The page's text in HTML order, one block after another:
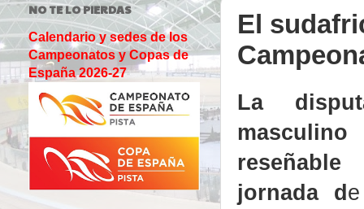
El
La
jornadad
NO TE LO PIERDAS
Calendario y sedes de los
Campeonatos y Copas de
España 2026-27